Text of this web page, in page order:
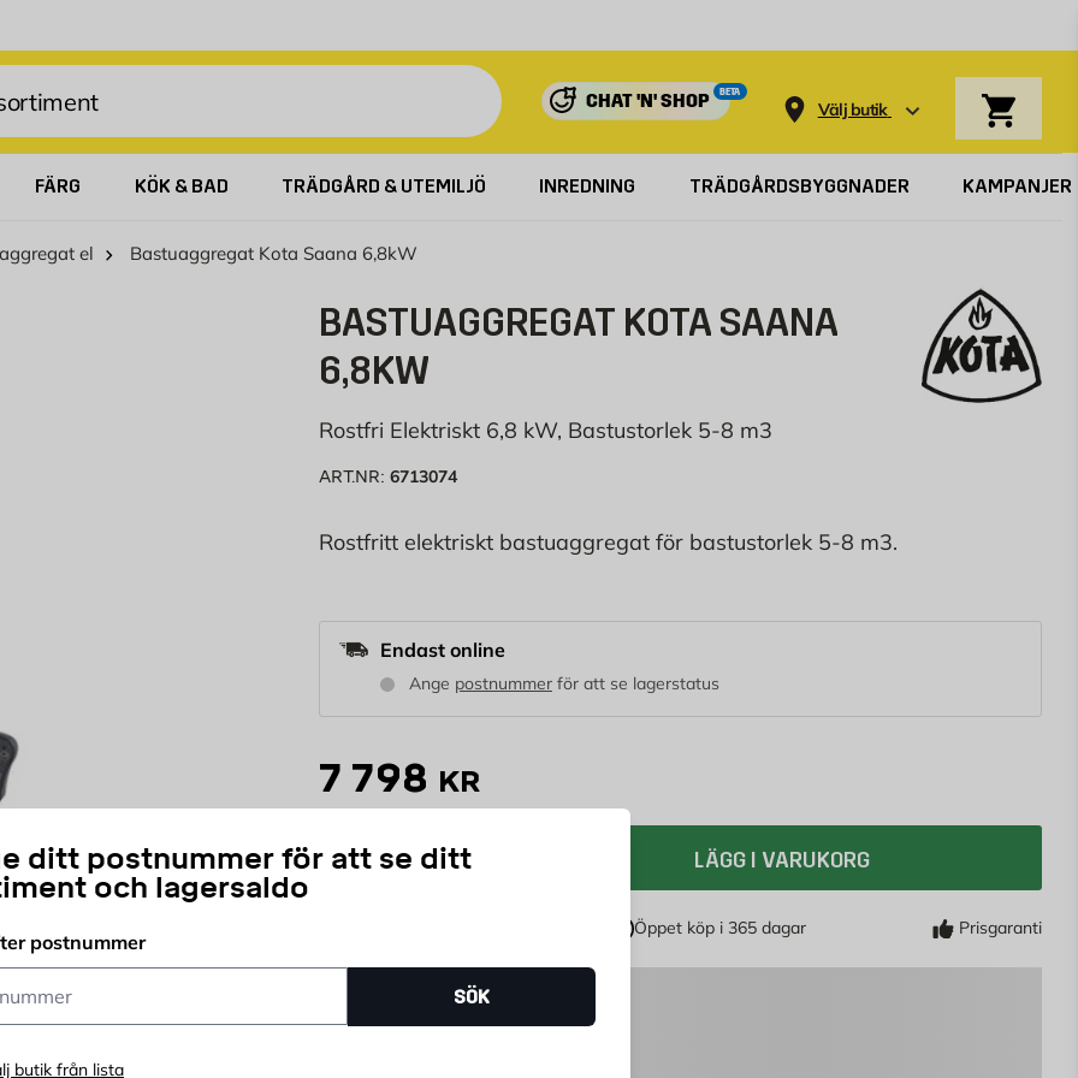
CHAT 'N' SHOP
BETA
Välj butik
ditt postnummer för att se ditt
och lagersaldo
postnummer
SÖK
butik från lista
FÄRG KÖK & BAD TRÄDGÅRD & UTEMILJÖ INREDNING TRÄDGÅRDSBYGGNADER KAMPANJER
el Bastuaggregat Kota Saana 6,8kW
BASTUAGGREGAT KOTA SAANA
6,8KW
Rostfri Elektriskt 6,8 kW, Bastustorlek 5-8 m3
ART.NR: 6713074
Rostfritt elektriskt bastuaggregat för bastustorlek 5-8 m3.
Endast online
Ange postnummerför att se lagerstatus
7 798 KR
st LÄGG I VARUKORG
Öppet köp i 365 dagar Prisgaranti